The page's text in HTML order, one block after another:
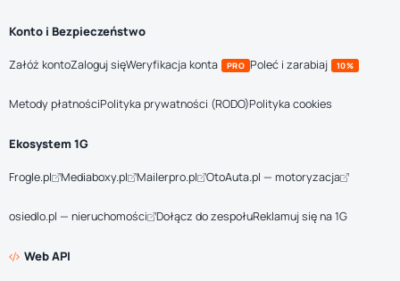
Konto i Bezpieczeństwo
Załóż kontoZaloguj sięWeryfikacja konta PRO Poleć i zarabiaj 10%
Metody płatnościPolityka prywatności (RODO)Polityka cookies
Ekosystem 1G
Frogle.pl Mediaboxy.pl Mailerpro.pl OtoAuta.pl — motoryzacja
osiedlo.pl — nieruchomości Dołącz do zespołuReklamuj się na 1G
Web API